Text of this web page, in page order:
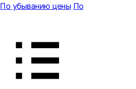
По убыванию цены По